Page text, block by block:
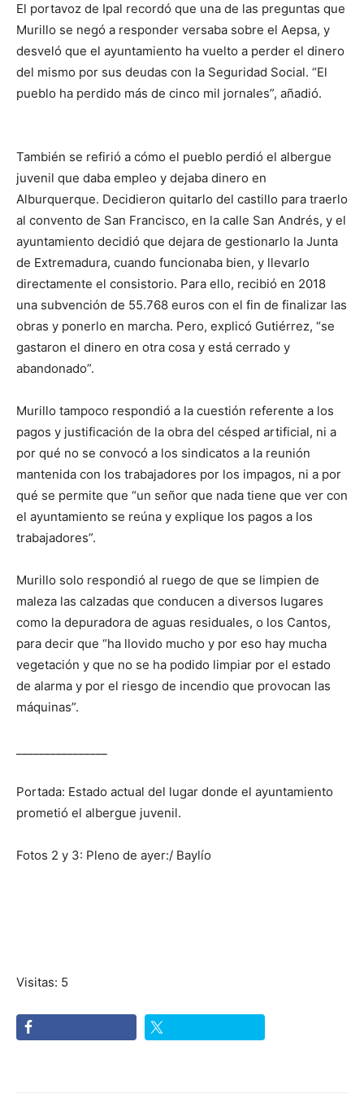
El portavoz de Ipal recordó que una de las preguntas que
Murillo se negó a responder versaba sobre el Aepsa, y
desveló que el ayuntamiento ha vuelto a perder el dinero
del mismo por sus deudas con la Seguridad Social. “El
pueblo ha perdido más de cinco mil jornales”, añadió.
También se refirió a cómo el pueblo perdió el albergue
juvenil que daba empleo y dejaba dinero en
Alburquerque. Decidieron quitarlo del castillo para traerlo
al convento de San Francisco, en la calle San Andrés, y el
ayuntamiento decidió que dejara de gestionarlo la Junta
de Extremadura, cuando funcionaba bien, y llevarlo
directamente el consistorio. Para ello, recibió en 2018
una subvención de 55.768 euros con el fin de finalizar las
obras y ponerlo en marcha. Pero, explicó Gutiérrez, “se
gastaron el dinero en otra cosa y está cerrado y
abandonado”.
Murillo tampoco respondió a la cuestión referente a los
pagos y justificación de la obra del césped artificial, ni a
por qué no se convocó a los sindicatos a la reunión
mantenida con los trabajadores por los impagos, ni a por
qué se permite que “un señor que nada tiene que ver con
el ayuntamiento se reúna y explique los pagos a los
trabajadores”.
Murillo solo respondió al ruego de que se limpien de
maleza las calzadas que conducen a diversos lugares
como la depuradora de aguas residuales, o los Cantos,
para decir que “ha llovido mucho y por eso hay mucha
vegetación y que no se ha podido limpiar por el estado
de alarma y por el riesgo de incendio que provocan las
máquinas”.
Portada: Estado actual del lugar donde el ayuntamiento
prometió el albergue juvenil.
Fotos 2 y 3: Pleno de ayer:/ Baylío
Visitas: 5